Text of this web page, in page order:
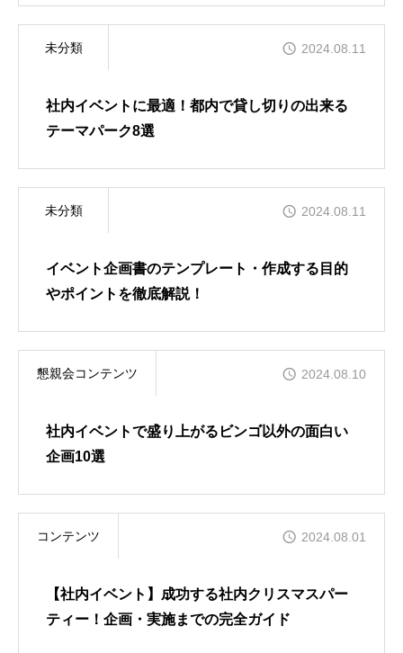
ブログ
未分類 2024.08.11
社内イベントに最適！都内で貸し切りの出来る
テーマパーク8選
未分類 2024.08.11
イベント企画書のテンプレート・作成する目的
やポイントを徹底解説！
懇親会コンテンツ 2024.08.10
社内イベントで盛り上がるビンゴ以外の面白い
企画10選
コンテンツ 2024.08.01
【社内イベント】成功する社内クリスマスパー
ティー！企画・実施までの完全ガイド